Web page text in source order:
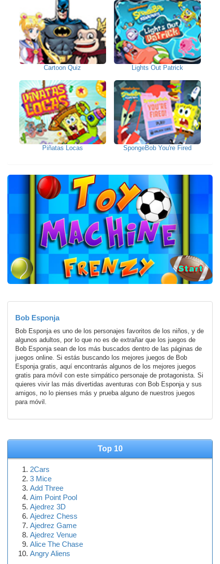
Cartoon Quiz Lights Out Patrick
Piñatas Locas SpongeBob You're Fired
Bob Esponja
Bob Esponja es uno de los personajes favoritos de los niños, y de
algunos adultos, por lo que no es de extrañar que los juegos de
Bob Esponja sean de los más buscados dentro de las páginas de
juegos online. Si estás buscando los mejores juegos de Bob
Esponja gratis, aquí encontrarás algunos de los mejores juegos
gratis para móvil con este simpático personaje de protagonista. Si
quieres vivir las más divertidas aventuras con Bob Esponja y sus
amigos, no lo pienses más y prueba alguno de nuestros juegos
para móvil.
Top 10
2Cars
3 Mice
Add Three
Aim Point Pool
Ajedrez 3D
Ajedrez Chess
Ajedrez Game
Ajedrez Venue
Alice The Chase
Angry Aliens